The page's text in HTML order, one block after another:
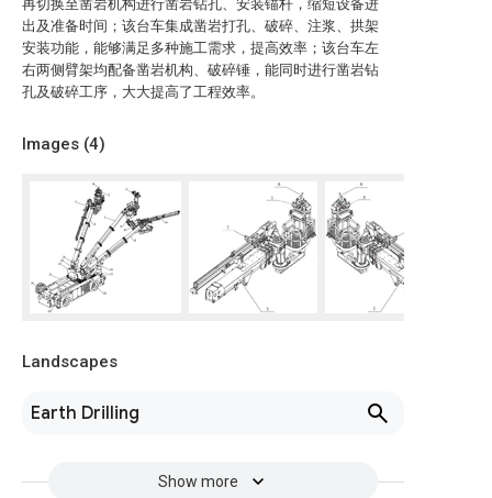
再切换至凿岩机构进行凿岩钻孔、安装锚杆，缩短设备进
出及准备时间；该台车集成凿岩打孔、破碎、注浆、拱架
安装功能，能够满足多种施工需求，提高效率；该台车左
右两侧臂架均配备凿岩机构、破碎锤，能同时进行凿岩钻
孔及破碎工序，大大提高了工程效率。
Images (4)
Landscapes
Earth Drilling
Show more